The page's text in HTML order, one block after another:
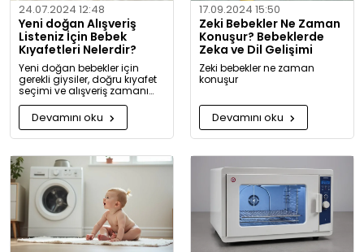
24.07.2024 12:48
Yeni doğan Alışveriş
Listeniz İçin Bebek
Kıyafetleri Nelerdir?
Yeni doğan bebekler için
gerekli giysiler, doğru kıyafet
seçimi ve alışveriş zamanı
hakkında kapsamlı bilgiler ve
tavsiyeler.
Devamını oku
17.09.2024 15:50
Zeki Bebekler Ne Zaman
Konuşur? Bebeklerde
Zeka ve Dil Gelişimi
Zeki bebekler ne zaman
konuşur
Devamını oku